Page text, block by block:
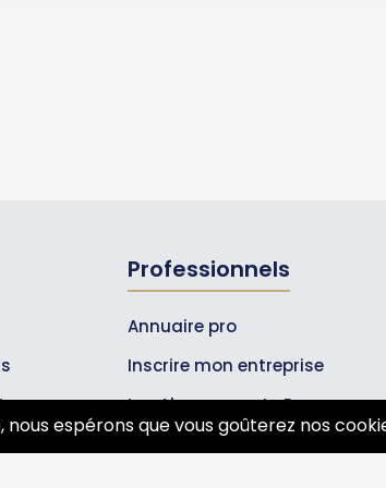
Professionnels
Annuaire pro
Inscrire mon entreprise
Les Abonnements Pros
nous espérons que vous goûterez nos